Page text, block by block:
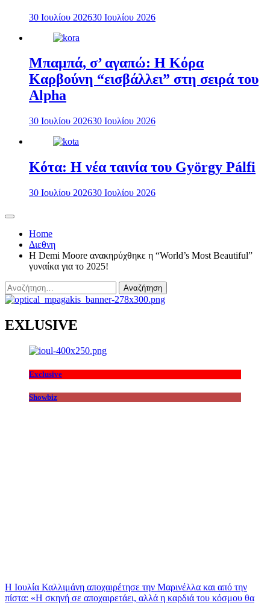
30 Ιουλίου 202630 Ιουλίου 2026
Μπαμπά, σ’ αγαπώ: Η Κόρα
Καρβούνη “εισβάλλει” στη σειρά του
Alpha
30 Ιουλίου 202630 Ιουλίου 2026
Κότα: Η νέα ταινία του György Pálfi
30 Ιουλίου 202630 Ιουλίου 2026
Home
Διεθνη
Η Demi Moore ανακηρύχθηκε η “World’s Most Beautiful”
γυναίκα για το 2025!
Αναζήτηση
για:
EXLUSIVE
Exclusive
Showbiz
Η Ιουλία Καλλιμάνη αποχαιρέτησε την Μαρινέλλα και από την
πίστα: «H σκηνή σε αποχαιρετάει, αλλά η καρδιά του κόσμου θα